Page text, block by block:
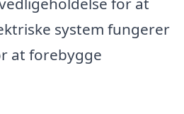
system fungerer
at forebygge